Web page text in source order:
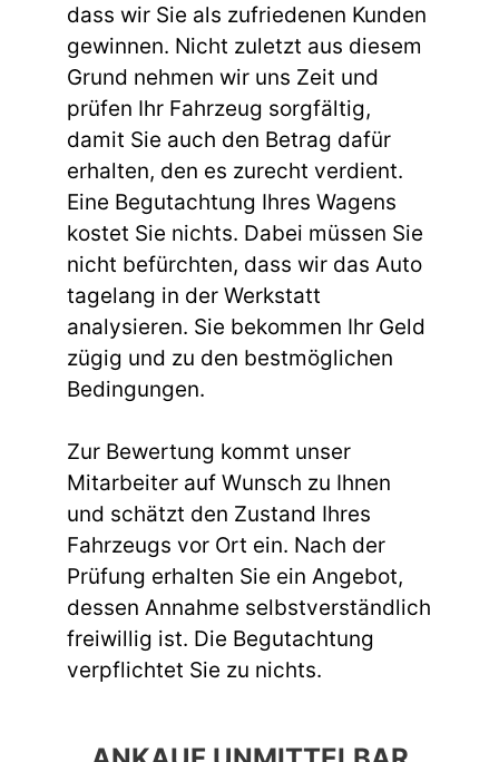
dass wir Sie als zufriedenen Kunden
gewinnen. Nicht zuletzt aus diesem
Grund nehmen wir uns Zeit und
prüfen Ihr Fahrzeug sorgfältig,
damit Sie auch den Betrag dafür
erhalten, den es zurecht verdient.
Eine Begutachtung Ihres Wagens
kostet Sie nichts. Dabei müssen Sie
nicht befürchten, dass wir das Auto
tagelang in der Werkstatt
analysieren. Sie bekommen Ihr Geld
zügig und zu den bestmöglichen
Bedingungen.
Zur Bewertung kommt unser
Mitarbeiter auf Wunsch zu Ihnen
und schätzt den Zustand Ihres
Fahrzeugs vor Ort ein. Nach der
Prüfung erhalten Sie ein Angebot,
dessen Annahme selbstverständlich
freiwillig ist. Die Begutachtung
verpflichtet Sie zu nichts.